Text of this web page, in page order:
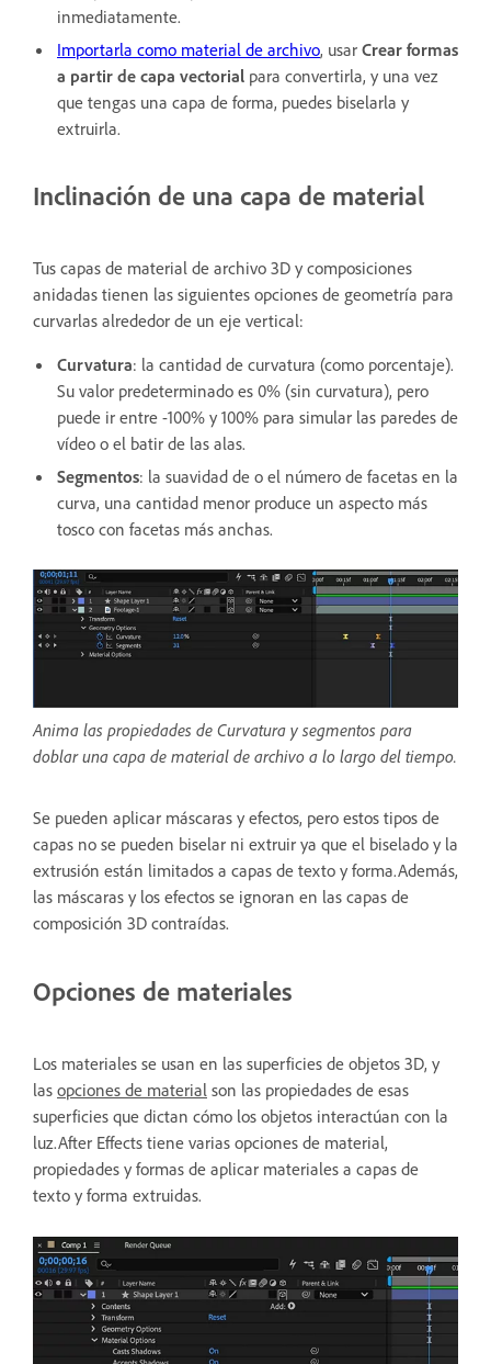
inmediatamente.
Importarla como material de archivo, usar Crear formas
a partir de capa vectorial para convertirla, y una vez
que tengas una capa de forma, puedes biselarla y
extruirla.
Inclinación de una capa de material
Tus capas de material de archivo 3D y composiciones
anidadas tienen las siguientes opciones de geometría para
curvarlas alrededor de un eje vertical:
Curvatura: la cantidad de curvatura (como porcentaje).
Su valor predeterminado es 0% (sin curvatura), pero
puede ir entre -100% y 100% para simular las paredes de
vídeo o el batir de las alas.
Segmentos: la suavidad de o el número de facetas en la
curva, una cantidad menor produce un aspecto más
tosco con facetas más anchas.
Anima las propiedades de Curvatura y segmentos para
doblar una capa de material de archivo a lo largo del tiempo.
Se pueden aplicar máscaras y efectos, pero estos tipos de
capas no se pueden biselar ni extruir ya que el biselado y la
extrusión están limitados a capas de texto y forma.Además,
las máscaras y los efectos se ignoran en las capas de
composición 3D contraídas.
Opciones de materiales
Los materiales se usan en las superficies de objetos 3D, y
las opciones de material son las propiedades de esas
superficies que dictan cómo los objetos interactúan con la
luz.After Effects tiene varias opciones de material,
propiedades y formas de aplicar materiales a capas de
texto y forma extruidas.